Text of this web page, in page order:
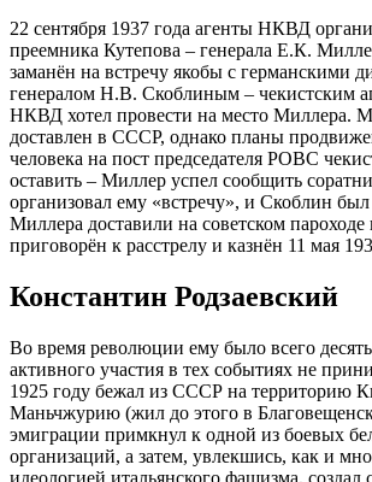
22 сентября 1937 года агенты НКВД
преемника Кутепова – генерала Е.К.
заманён на встречу якобы с германскими
генералом Н.В. Скоблиным – чекистским
НКВД хотел провести на место Миллера.
доставлен в СССР, однако планы
человека на пост председателя РОВС
оставить – Миллер успел сообщить
организовал ему «встречу», и Скоблин был
Миллера доставили на советском
приговорён к расстрелу и казнён 11 мая
Константин Родзаевский
Во время революции ему было всего
активного участия в тех событиях не
1925 году бежал из СССР на территорию
Маньчжурию (жил до этого в
эмиграции примкнул к одной из боевых
организаций, а затем, увлекшись, как и